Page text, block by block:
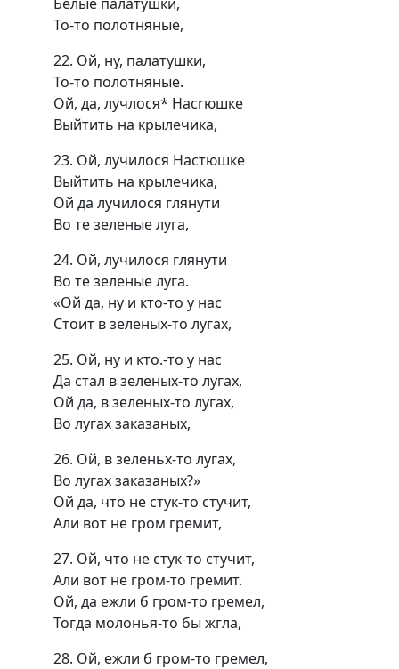
То-то полотняные,
22. Ой, ну, палатушки,
То-то полотняные.
Ой, да, лучлося* Насrюшке
Выйтить на крылечика,
23. Ой, лучилося Настюшке
Выйтить на крылечика,
Ой да лучилося глянути
Во те зеленые луга,
24. Ой, лучилося глянути
Во те зеленые луга.
«Ой да, ну и кто-то у нас
Стоит в зеленых-то лугах,
25. Ой, ну и кто.-то у нас
Да стал в зеленых-то лугах,
Ой да, в зеленых-то лугах,
Во лугах заказаных,
26. Ой, в зеленьх-то лугах,
Во лугах заказаных?»
Ой да, что не стук-то стучит,
Али вот не гром гремит,
27. Ой, что не стук-то стучит,
Али вот не гром-то гремит.
Ой, да ежли б гром-то гремел,
Тогда молонья-то бы жгла,
28. Ой, ежли б гром-то гремел,